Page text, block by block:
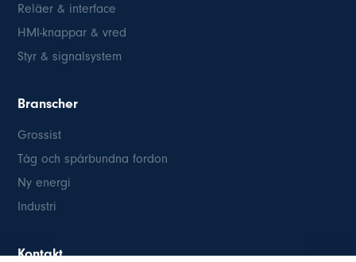
Reläer & interface
HMI-knappar & vred
Styr & signalsystem
Branscher
Grossist
Tåg och spårbundna fordon
Ny energi
Industri
Kontakt